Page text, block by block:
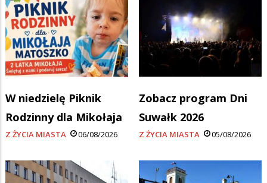
W niedzielę Piknik
Rodzinny dla Mikołaja
Z ŻYCIA MIASTA 06/08/2026
Zobacz program Dni
Suwałk 2026
Z ŻYCIA MIASTA 05/08/2026